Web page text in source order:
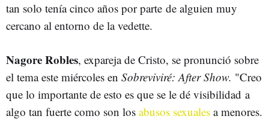
tan solo tenía cinco años por parte de alguien muy
cercano al entorno de la vedette.
Nagore Robles, expareja de Cristo, se pronunció sobre
el tema este miércoles en Sobreviviré: After Show. "Creo
que lo importante de esto es que se le dé visibilidad a
algo tan fuerte como son los abusos sexuales a menores.